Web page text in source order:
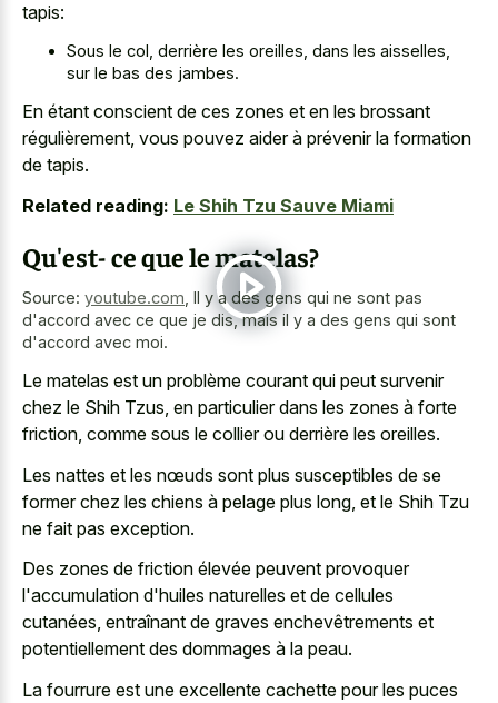
tapis:
Sous le col, derrière les oreilles, dans les aisselles,
sur le bas des jambes.
En étant conscient de ces zones et en les brossant
régulièrement, vous pouvez aider à prévenir la formation
de tapis.
Related reading: Le Shih Tzu Sauve Miami
Qu'est- ce que le matelas?
Source: youtube.com Il y a des gens qui ne sont pas
d'accord avec ce que je dis, mais il y a des gens qui sont
d'accord avec moi.
Le matelas est un problème courant qui peut survenir
chez le Shih Tzus, en particulier dans les zones à forte
friction, comme sous le collier ou derrière les oreilles.
Les nattes et les nœuds sont plus susceptibles de se
former chez les chiens à pelage plus long, et le Shih Tzu
ne fait pas exception.
Des zones de friction élevée peuvent provoquer
l'accumulation d'huiles naturelles et de cellules
cutanées, entraînant de graves enchevêtrements et
potentiellement des dommages à la peau.
La fourrure est une excellente cachette pour les puces